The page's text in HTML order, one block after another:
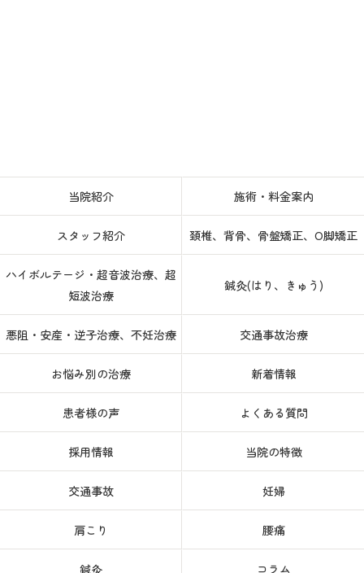
当院紹介 施術・料金案内
スタッフ紹介 頚椎、背骨、骨盤矯正、O脚矯正
ハイボルテージ・超音波治療、超
短波治療
鍼灸(はり、きゅう)
悪阻・安産・逆子治療、不妊治療 交通事故治療
お悩み別の治療 新着情報
患者様の声 よくある質問
採用情報 当院の特徴
交通事故 妊婦
肩こり 腰痛
鍼灸 コラム